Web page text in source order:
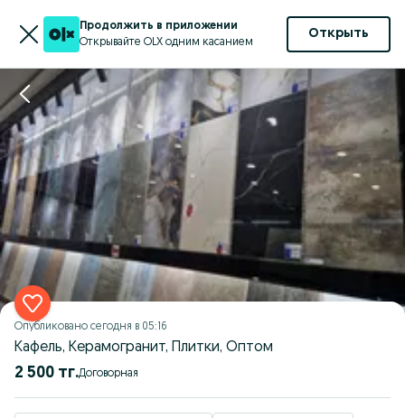
Продолжить в приложении
Открывайте OLX одним касанием
Открыть
Опубликовано сегодня в 05:16
Кафель, Керамогранит, Плитки, Оптом
2 500 тг. Договорная